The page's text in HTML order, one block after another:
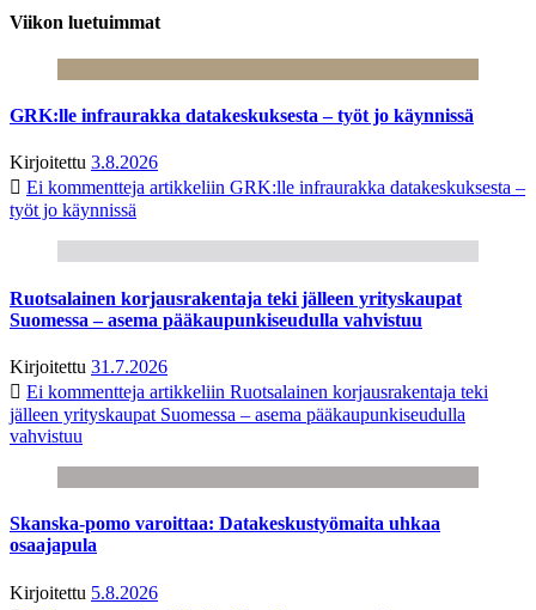
Viikon luetuimmat
GRK:lle infraurakka datakeskuksesta – työt jo käynnissä
Kirjoitettu 3.8.2026
Ei kommentteja artikkeliin GRK:lle infraurakka datakeskuksesta –
työt jo käynnissä
Ruotsalainen korjausrakentaja teki jälleen yrityskaupat
Suomessa – asema pääkaupunkiseudulla vahvistuu
Kirjoitettu 31.7.2026
Ei kommentteja artikkeliin Ruotsalainen korjausrakentaja teki
jälleen yrityskaupat Suomessa – asema pääkaupunkiseudulla
vahvistuu
Skanska-pomo varoittaa: Datakeskustyömaita uhkaa
osaajapula
Kirjoitettu 5.8.2026